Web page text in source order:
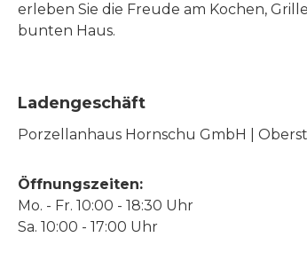
erleben Sie die Freude am Kochen,
bunten Haus.
Ladengeschäft
Porzellanhaus Hornschu GmbH | Oberste
Öffnungszeiten:
Mo. - Fr. 10:00 - 18:30 Uhr
Sa. 10:00 - 17:00 Uhr